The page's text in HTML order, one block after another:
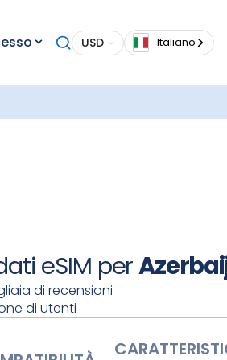
Una
il
USD Italiano
eSIM per
di recensioni
di utenti